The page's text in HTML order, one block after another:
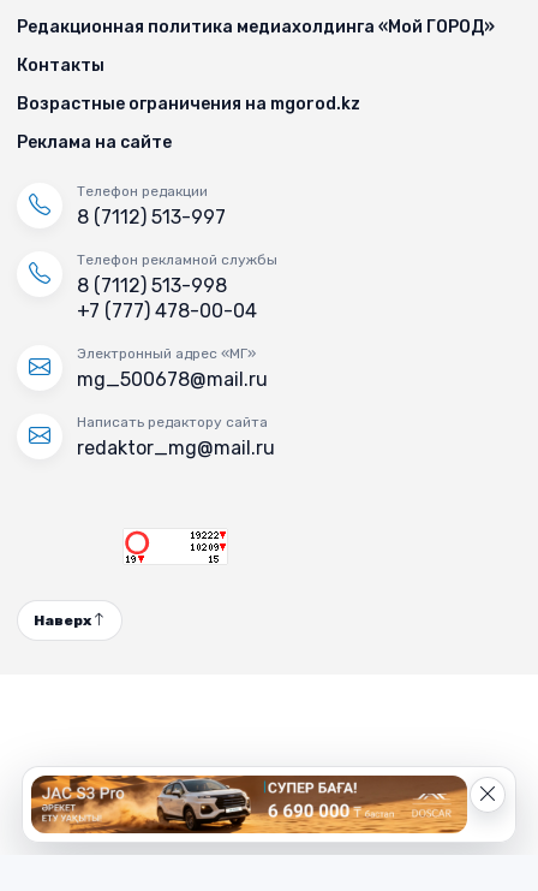
Редакционная политика медиахолдинга «Мой ГОРОД»
Контакты
Возрастные ограничения на mgorod.kz
Реклама на сайте
Телефон редакции
8 (7112) 513-997
Телефон рекламной службы
8 (7112) 513-998
+7 (777) 478-00-04
Электронный адрес «МГ»
mg_500678@mail.ru
Написать редактору сайта
redaktor_mg@mail.ru
Наверх